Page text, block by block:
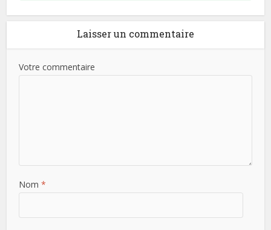
Laisser un commentaire
Votre commentaire
Nom*